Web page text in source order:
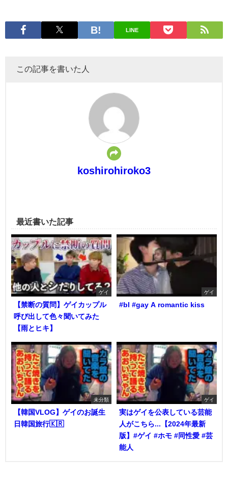
LINE
この記事を書いた人
koshirohiroko3
最近書いた記事
ゲイ
【禁断の質問】ゲイカップル
呼び出して色々聞いてみた
【雨とヒキ】
ゲイ
#bl #gay A romantic kiss
未分類
【韓国VLOG】ゲイのお誕生
日韓国旅行🇰🇷
ゲイ
実はゲイを公表している芸能
人がこちら...【2024年最新
版】#ゲイ #ホモ #同性愛 #芸
能人